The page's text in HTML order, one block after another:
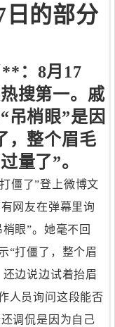
日的部分
：8月17
搜第一。戚
吊梢眼”是因
，整个眉毛
量了”。
僵了”登上微博文
网友在弹幕里询
眼”。她毫不回
“打僵了，整个眉
边说边试着抬眉
人员询问这段能否
调侃是因为自己